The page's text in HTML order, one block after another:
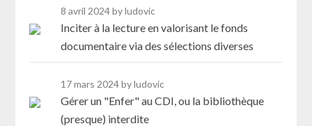
8 avril 2024by ludovic
Inciter à la lecture en valorisant le fonds
documentaire via des sélections diverses
17 mars 2024by ludovic
Gérer un "Enfer" au CDI, ou la bibliothèque
(presque) interdite